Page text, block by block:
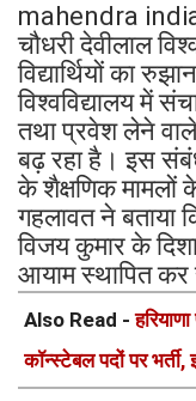
mahendra
चौधरी देवीलाल
विद्यार्थियों का
विश्वविद्यालय में
तथा प्रवेश लेने वाले
बढ़ रहा है। इस
के शैक्षणिक मामलों
गहलावत ने बताया
विजय कुमार के
आयाम स्थापित कर
Also Read -
कॉन्स्टेबल पदों पर भर्ती,